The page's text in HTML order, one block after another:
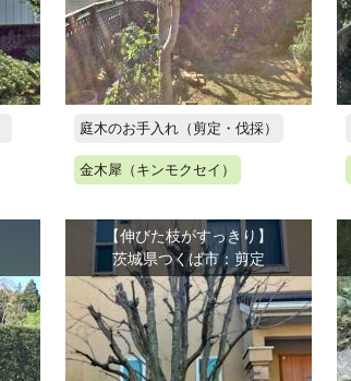
庭木のお手入れ（剪定・伐採）
金木犀（キンモクセイ）
【伸びた枝がすっきり】
茨城県つくば市：剪定